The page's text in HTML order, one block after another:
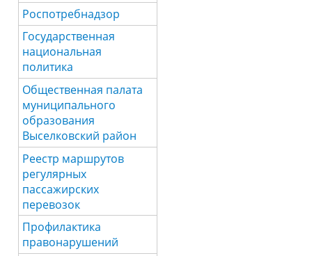
Роспотребнадзор
Государственная
национальная
политика
Общественная палата
муниципального
образования
Выселковский район
Реестр маршрутов
регулярных
пассажирских
перевозок
Профилактика
правонарушений